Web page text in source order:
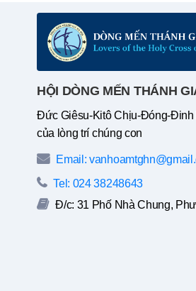
HỘI DÒNG MẾN THÁNH
Đức Giêsu-Kitô Chịu-Đóng-Đinh
của lòng trí chúng con
Email:
Tel: 024 38248643
Đ/c: 31 Phố Nhà Chung,